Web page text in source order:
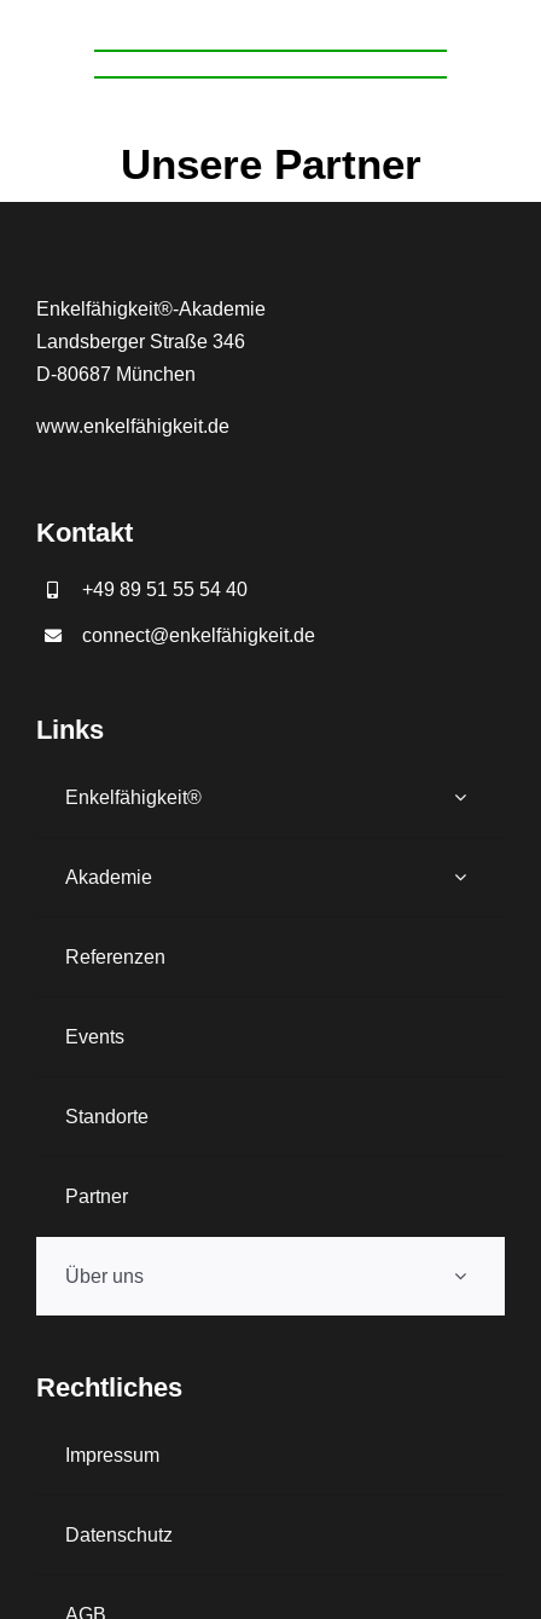
Unsere Partner
Enkelfähigkeit®-Akademie
Landsberger Straße 346
D-80687 München
www.enkelfähigkeit.de
Kontakt
+49 89 51 55 54 40
connect@enkelfähigkeit.de
Links
Enkelfähigkeit®
Akademie
Referenzen
Events
Standorte
Partner
Über uns
Rechtliches
Impressum
Datenschutz
AGB